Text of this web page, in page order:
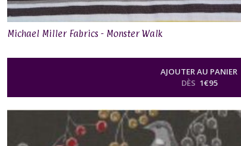
Michael Miller Fabrics - Monster Walk
AJOUTER AU PANIER
DÈS 1€95